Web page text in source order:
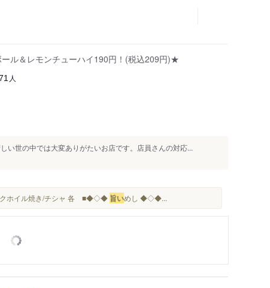
ール＆レモンチューハイ190円！(税込209円)★
人
い世の中では大変ありがたいお店です。店員さんの対応...
クホイル焼き/チシャ 各 ■◆◇◆ 旨いめし ◆◇◆...